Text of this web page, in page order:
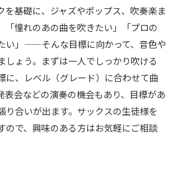
を基礎に、ジャズやポップス、吹奏楽ま
「憧れのあの曲を吹きたい」「プロの
い」——そんな目標に向かって、音色や
しょう。まずは一人でしっかり吹ける
に、レベル（グレード）に合わせて曲
表会などの演奏の機会もあり、目標があ
り合いが出ます。サックスの生徒様を
ので、興味のある方はお気軽にご相談